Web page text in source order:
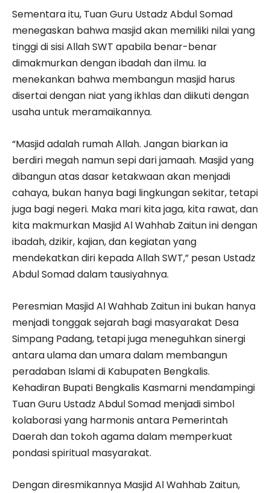
Sementara itu, Tuan Guru Ustadz Abdul Somad
menegaskan bahwa masjid akan memiliki nilai yang
tinggi di sisi Allah SWT apabila benar-benar
dimakmurkan dengan ibadah dan ilmu. Ia
menekankan bahwa membangun masjid harus
disertai dengan niat yang ikhlas dan diikuti dengan
usaha untuk meramaikannya.
“Masjid adalah rumah Allah. Jangan biarkan ia
berdiri megah namun sepi dari jamaah. Masjid yang
dibangun atas dasar ketakwaan akan menjadi
cahaya, bukan hanya bagi lingkungan sekitar, tetapi
juga bagi negeri. Maka mari kita jaga, kita rawat, dan
kita makmurkan Masjid Al Wahhab Zaitun ini dengan
ibadah, dzikir, kajian, dan kegiatan yang
mendekatkan diri kepada Allah SWT,” pesan Ustadz
Abdul Somad dalam tausiyahnya.
Peresmian Masjid Al Wahhab Zaitun ini bukan hanya
menjadi tonggak sejarah bagi masyarakat Desa
Simpang Padang, tetapi juga meneguhkan sinergi
antara ulama dan umara dalam membangun
peradaban Islami di Kabupaten Bengkalis.
Kehadiran Bupati Bengkalis Kasmarni mendampingi
Tuan Guru Ustadz Abdul Somad menjadi simbol
kolaborasi yang harmonis antara Pemerintah
Daerah dan tokoh agama dalam memperkuat
pondasi spiritual masyarakat.
Dengan diresmikannya Masjid Al Wahhab Zaitun,